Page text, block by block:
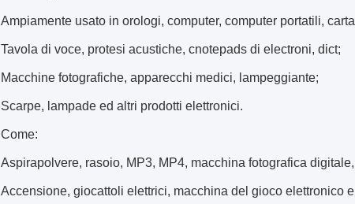
Ampiamente usato in orologi, computer, computer portatili,
Tavola di voce, protesi acustiche, cnotepads di electroni, dict;
Macchine fotografiche, apparecchi medici, lampeggiante;
Scarpe, lampade ed altri prodotti elettronici.
Come:
Aspirapolvere, rasoio, MP3, MP4, macchina fotografica
Accensione, giocattoli elettrici, macchina del gioco elettronico